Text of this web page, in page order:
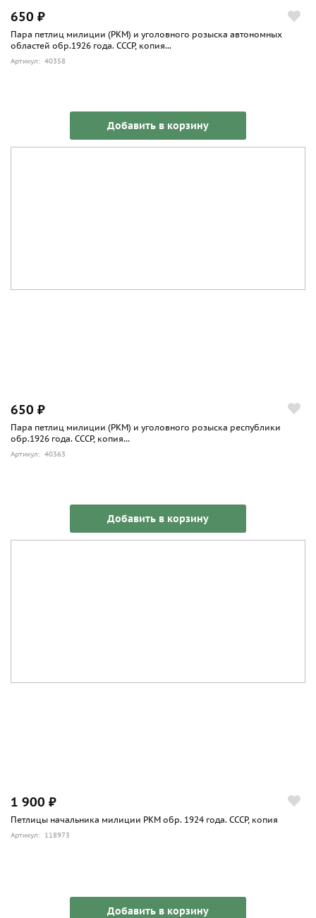
650 ₽
Пара петлиц милиции (РКМ) и уголовного розыска автономных
областей обр.1926 года. СССР, копия...
Артикул: 40358
Добавить в корзину
650 ₽
Пара петлиц милиции (РКМ) и уголовного розыска республики
обр.1926 года. СССР, копия...
Артикул: 40363
Добавить в корзину
1 900 ₽
Петлицы начальника милиции РКМ обр. 1924 года. СССР, копия
Артикул: 118973
Добавить в корзину